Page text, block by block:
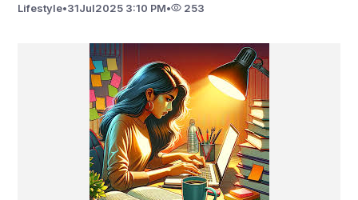
Lifestyle•31Jul2025 3:10 PM• 253